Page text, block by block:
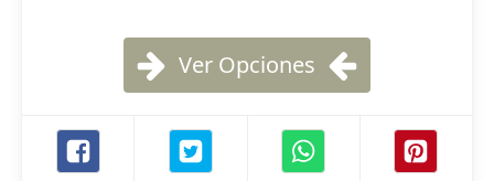
Ver Opciones